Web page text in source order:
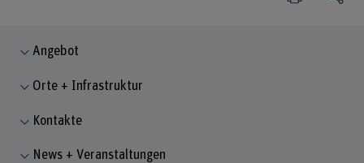
Angebot
Orte + Infrastruktur
Kontakte
News + Veranstaltungen